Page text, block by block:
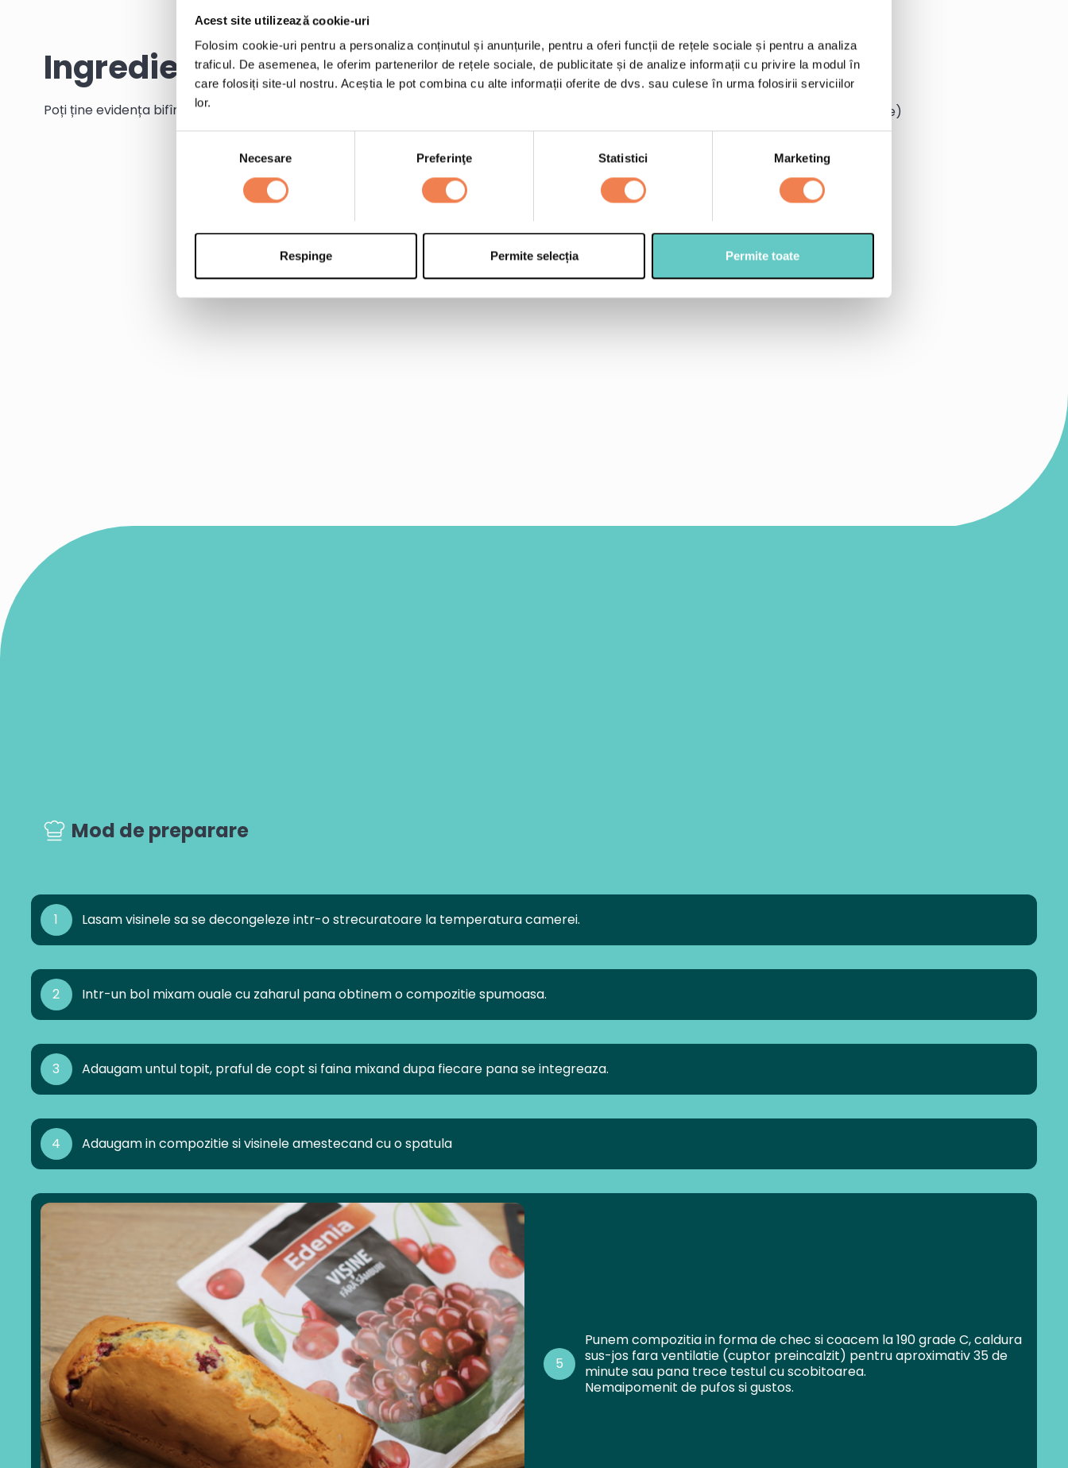
Acest site utilizează cookie-uri
Folosim cookie-uri pentru a personaliza conținutul și anunțurile, pentru a oferi funcții de rețele sociale și pentru a analiza
traficul. De asemenea, le oferim partenerilor de rețele sociale, de publicitate și de analize informații cu privire la modul în
care folosiți site-ul nostru. Aceștia le pot combina cu alte informații oferite de dvs. sau culese în urma folosirii serviciilor
lor.
consimțământului
Necesare Preferinţe Statistici Marketing
Respinge Permite selecția Permite toate
Ingrediente
Poți ține evidența bifînd ingredientele pe măsură ce le adaugi.
250 g Visine Edenia
200g faina alba de grau
1 lingura zahar (optional sau in functie de preferinte)
120 g unt (pe care il topim)
2 lingurite praf de copt bio
Mod de preparare
1 Lasam visinele sa se decongeleze intr-o strecuratoare la temperatura camerei.
2 Intr-un bol mixam ouale cu zaharul pana obtinem o compozitie spumoasa.
3 Adaugam untul topit, praful de copt si faina mixand dupa fiecare pana se integreaza.
4 Adaugam in compozitie si visinele amestecand cu o spatula
5
Punem compozitia in forma de chec si coacem la 190 grade C, caldura
sus-jos fara ventilatie (cuptor preincalzit) pentru aproximativ 35 de
minute sau pana trece testul cu scobitoarea.
Nemaipomenit de pufos si gustos.